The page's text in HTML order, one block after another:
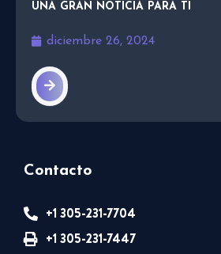
UNA GRAN NOTICIA PARA TI
diciembre 26, 2024
Contacto
+1 305-231-7704
+1 305-231-7447